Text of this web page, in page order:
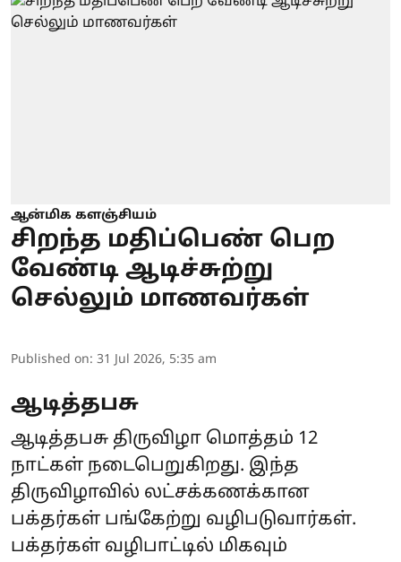
ஆன்மிக களஞ்சியம்
சிறந்த மதிப்பெண் பெற
வேண்டி ஆடிச்சுற்று
செல்லும் மாணவர்கள்
Published on: 31 Jul 2026, 5:35 am
ஆடித்தபசு
ஆடித்தபசு திருவிழா மொத்தம் 12
நாட்கள் நடைபெறுகிறது. இந்த
திருவிழாவில் லட்சக்கணக்கான
பக்தர்கள் பங்கேற்று வழிபடுவார்கள்.
பக்தர்கள் வழிபாட்டில் மிகவும்